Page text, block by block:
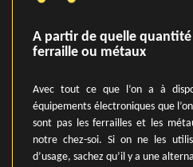
A partir de quelle
ferraille ou métaux
Avec tout ce que l’on a à
équipements électroniques que
sont pas les ferrailles et les
notre chez-soi. Si on ne les
d’usage, sachez qu’il y a une